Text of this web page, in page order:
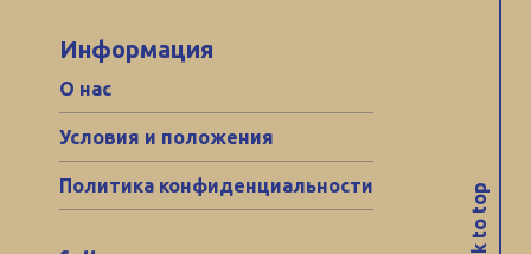
Информация
О нас
Условия и положения
Политика конфиденциальности